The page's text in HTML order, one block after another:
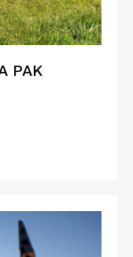
PAK